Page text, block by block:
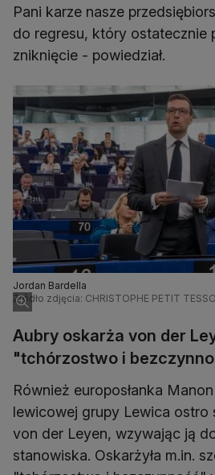
Pani karze nasze
do regresu, który ostatecznie
zniknięcie - powiedział.
Jordan Bardella
Źródło zdjęcia: CHRISTOPHE PETIT
Aubry oskarża von der
"tchórzostwo i
Również europosłanka
lewicowej grupy Lewica ostro
von der Leyen, wzywając ją
stanowiska. Oskarżyła m.in.